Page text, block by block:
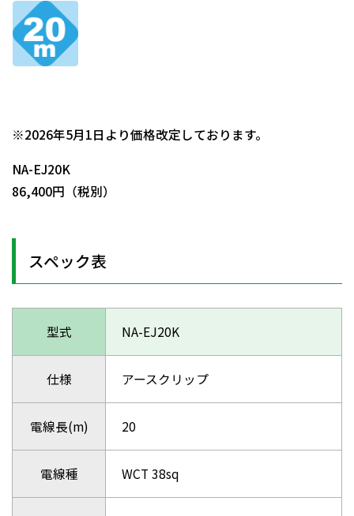
※2026年5月1日より価格改定しております。
NA-EJ20K
86,400円（税別）
スペック表
型式 NA-EJ20K
仕様 アースクリップ
電線長(m) 20
電線種 WCT 38sq